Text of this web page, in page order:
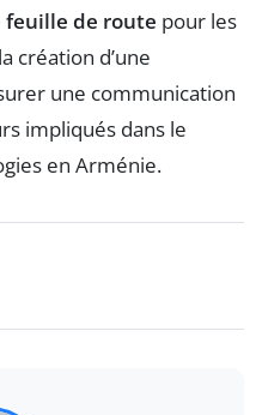
feuille de route pour les
création d’une
une communication
impliqués dans le
en Arménie.